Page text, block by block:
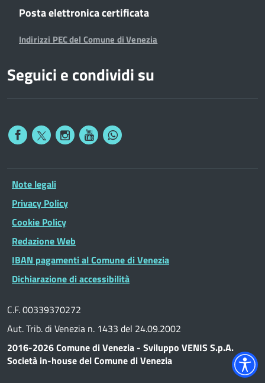
Posta elettronica certificata
Indirizzi PEC del Comune di Venezia
Seguici e condividi su
Note legali
Privacy Policy
Cookie Policy
Redazione Web
IBAN pagamenti al Comune di Venezia
Dichiarazione di accessibilità
C.F. 00339370272
Aut. Trib. di Venezia n. 1433 del 24.09.2002
2016-2026 Comune di Venezia - Sviluppo VENIS S.p.A.
Società in-house del Comune di Venezia